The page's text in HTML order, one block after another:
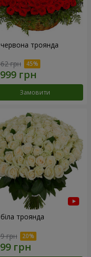
троянда
грн
Замовити
троянда
грн